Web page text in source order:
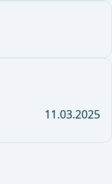
11.03.2025